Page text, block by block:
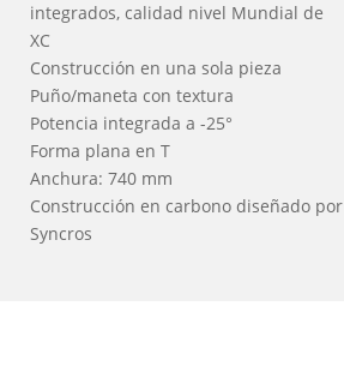
integrados, calidad nivel Mundial de
XC
Construcción en una sola pieza
Puño/maneta con textura
Potencia integrada a -25°
Forma plana en T
Anchura: 740 mm
Construcción en carbono diseñado por
Syncros